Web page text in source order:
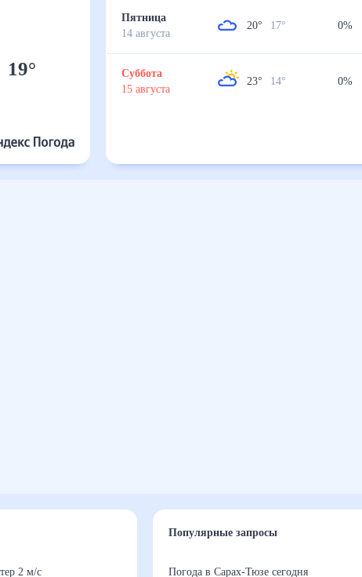
19°
Пятница
14 августа
20° 17° 0%
Суббота
15 августа
23° 14° 0%
2 м/с
Популярные запросы
Погода в Сарах-Тюзе сегодня